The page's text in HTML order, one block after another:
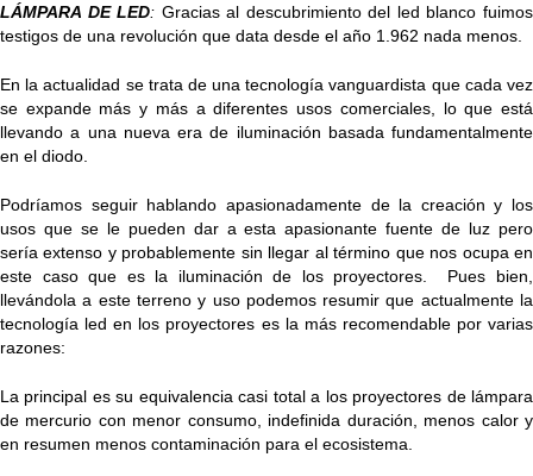
LÁMPARA DE LED: Gracias al descubrimiento del led blanco fuimos
testigos de una revolución que data desde el año 1.962 nada menos.
En la actualidad se trata de una tecnología vanguardista que cada vez
se expande más y más a diferentes usos comerciales, lo que está
llevando a una nueva era de iluminación basada fundamentalmente
en el diodo.
Podríamos seguir hablando apasionadamente de la creación y los
usos que se le pueden dar a esta apasionante fuente de luz pero
sería extenso y probablemente sin llegar al término que nos ocupa en
este caso que es la iluminación de los proyectores. Pues bien,
llevándola a este terreno y uso podemos resumir que actualmente la
tecnología led en los proyectores es la más recomendable por varias
razones:
La principal es su equivalencia casi total a los proyectores de lámpara
de mercurio con menor consumo, indefinida duración, menos calor y
en resumen menos contaminación para el ecosistema.